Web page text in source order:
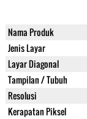
Nama Produk
Jenis Layar
Layar Diagonal
Tampilan / Tubuh
Resolusi
Kerapatan Piksel